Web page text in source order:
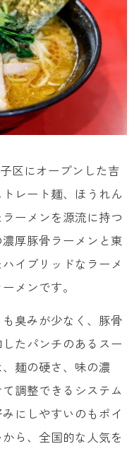
区にオープンした吉
レート麺、ほうれん
ーメンを源流に持つ
濃厚豚骨ラーメンと東
イブリッドなラーメ
メンです。
臭みが少なく、豚骨
たパンチのあるスー
麺の硬さ、味の濃
調整できるシステム
にしやすいのもポイ
ら、全国的な人気を